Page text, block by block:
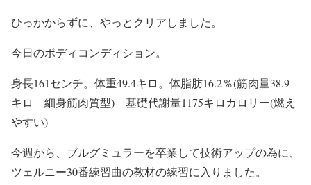
ひっかからずに、やっとクリアしました。
今日のボディコンディション。
身長161センチ。体重49.4キロ。体脂肪16.2％(筋肉量38.9
キロ 細身筋肉質型) 基礎代謝量1175キロカロリー(燃え
やすい)
今週から、ブルグミュラーを卒業して技術アップの為に、
ツェルニー30番練習曲の教材の練習に入りました。